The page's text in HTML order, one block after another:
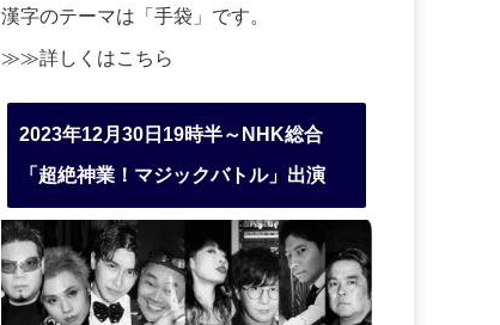
漢字のテーマは「手袋」です。
≫≫詳しくはこちら
2023年12月30日19時半～NHK総合
「超絶神業！マジックバトル」出演